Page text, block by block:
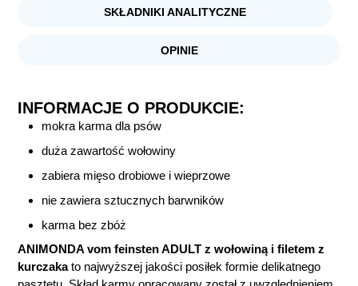
SKŁADNIKI ANALITYCZNE
OPINIE
INFORMACJE O PRODUKCIE:
mokra karma dla psów
duża zawartość wołowiny
zabiera mięso drobiowe i wieprzowe
nie zawiera sztucznych barwników
karma bez zbóż
ANIMONDA vom feinsten ADULT z wołowiną i filetem z
kurczakato najwyższej jakości posiłek formie delikatnego